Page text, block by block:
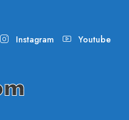
Instagram Youtube